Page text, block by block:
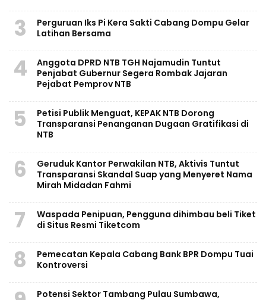
3
Perguruan Iks Pi Kera Sakti Cabang Dompu Gelar
Latihan Bersama
4
Anggota DPRD NTB TGH Najamudin Tuntut
Penjabat Gubernur Segera Rombak Jajaran
Pejabat Pemprov NTB
5
Petisi Publik Menguat, KEPAK NTB Dorong
Transparansi Penanganan Dugaan Gratifikasi di
NTB
6
Geruduk Kantor Perwakilan NTB, Aktivis Tuntut
Transparansi Skandal Suap yang Menyeret Nama
Mirah Midadan Fahmi
7
Waspada Penipuan, Pengguna dihimbau beli Tiket
di Situs Resmi Tiketcom
8
Pemecatan Kepala Cabang Bank BPR Dompu Tuai
Kontroversi
Potensi Sektor Tambang Pulau Sumbawa,